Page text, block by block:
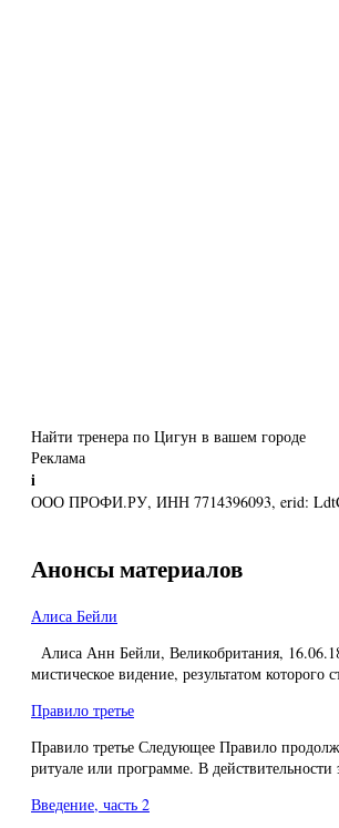
Найти тренера по Цигун в вашем городе
Реклама
i
ООО ПРОФИ.РУ, ИНН 7714396093, erid:
Анонсы материалов
Алиса Бейли
Алиса Анн Бейли, Великобритания,
мистическое видение, результатом которого
Правило третье
Правило третье Следующее Правило
ритуале или программе. В действительности
Введение, часть 2